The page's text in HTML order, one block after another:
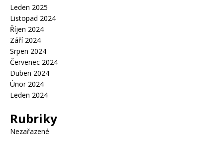
Leden 2025
Listopad 2024
Říjen 2024
Září 2024
Srpen 2024
Červenec 2024
Duben 2024
Únor 2024
Leden 2024
Rubriky
Nezařazené